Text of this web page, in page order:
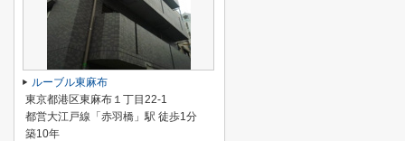
ルーブル東麻布
東京都港区東麻布１丁目22-1
都営大江戸線「赤羽橋」駅 徒歩1分
築10年